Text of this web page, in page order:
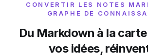
CONVERTIR LES NOTES
GRAPHE DE
Du Markdown à la
vos idées,